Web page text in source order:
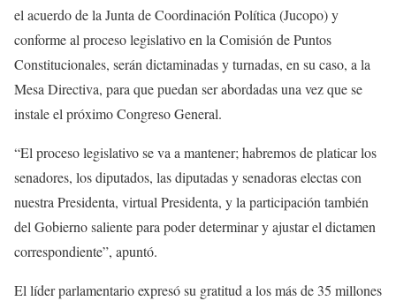
el acuerdo de la Junta de Coordinación Política (Jucopo) y
conforme al proceso legislativo en la Comisión de Puntos
Constitucionales, serán dictaminadas y turnadas, en su caso, a la
Mesa Directiva, para que puedan ser abordadas una vez que se
instale el próximo Congreso General.
“El proceso legislativo se va a mantener; habremos de platicar los
senadores, los diputados, las diputadas y senadoras electas con
nuestra Presidenta, virtual Presidenta, y la participación también
del Gobierno saliente para poder determinar y ajustar el dictamen
correspondiente”, apuntó.
El líder parlamentario expresó su gratitud a los más de 35 millones